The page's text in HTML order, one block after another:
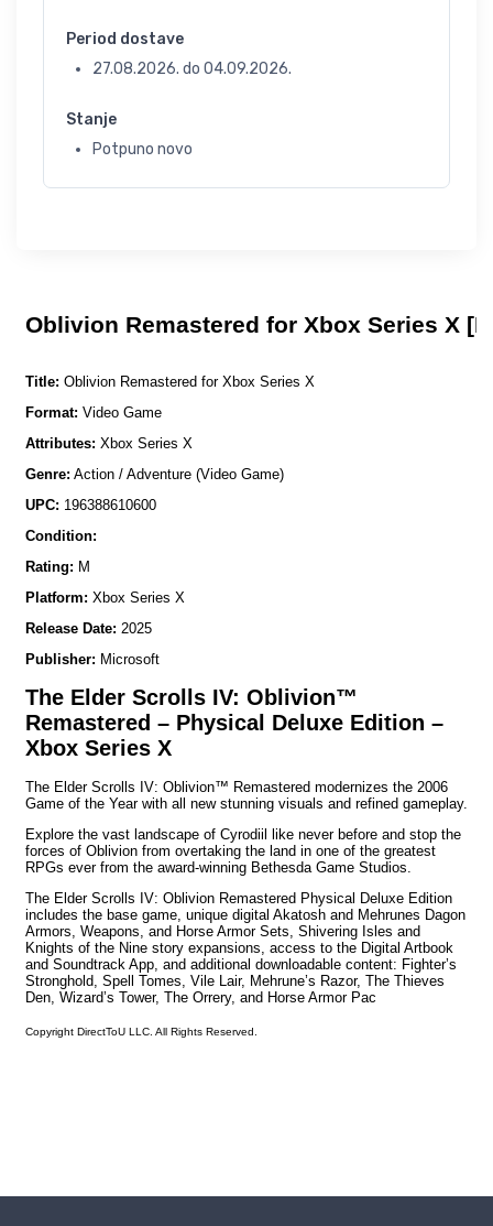
Period dostave
27.08.2026. do 04.09.2026.
Stanje
Potpuno novo